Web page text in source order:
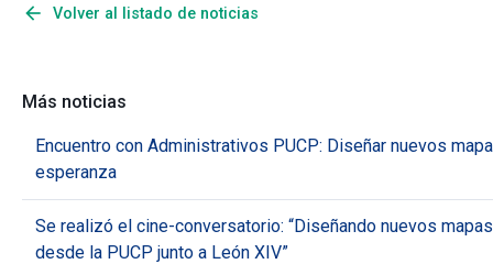
arrow_back Volver al listado de noticias
Más noticias
Encuentro con Administrativos PUCP: Diseñar nuevos
esperanza
Se realizó el cine-conversatorio: “Diseñando nuevos
desde la PUCP junto a León XIV”